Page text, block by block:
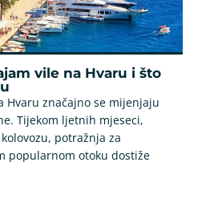
vile na Hvaru i što
Hvaru značajno se mijenjaju
Tijekom ljetnih mjeseci,
potražnja za
popularnom otoku dostiže